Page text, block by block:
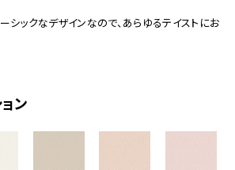
シックなデザインなので、あらゆるテイストにお
ン